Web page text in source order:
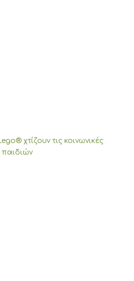
χτίζουν τις κοινωνικές
παιδιών